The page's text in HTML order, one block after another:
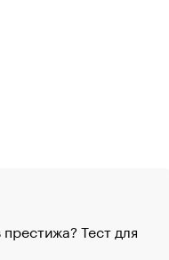
Тест для